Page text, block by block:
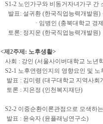
S1-2 노인가구와 비동거자녀가구 간
발표: 설귀환 (한국직업능력개발원)
· 임병인(충북대학교 경
토론: 정지운 (한국직업능력개발원)
<제 2주제 : 노후생활>
사회 : 강인 (서울사이버대학교 노년
S2-1 노후연령인지의 영향요인 및
발표 : 김미령 (대구대학교 지역사회
토론 : 지은정 (인천복지재단)
S2-2 이중순환이론관점으로 모색하
발표 : 윤숙자 (윤플래닝연구소)